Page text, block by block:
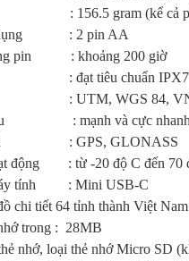
: 156.5 gram (kể cả
dụng : 2 pin AA
pin : khoảng 200 giờ
: đạt tiêu chuẩn IPX7
WGS 84, VN
thu : mạnh và cực nhanh
: GPS, GLONASS
động : từ -20 độ C đến 70
tính : Mini USB-C
chi tiết 64 tỉnh thành Việt
trong : 28MB
nhớ, loại thẻ nhớ Micro SD